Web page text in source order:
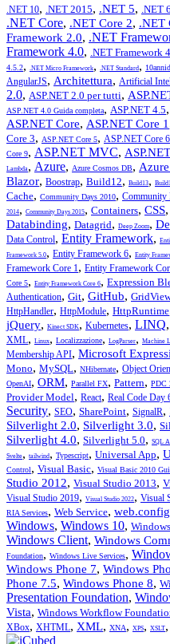
.NET 10, .NET 2015, .NET 5, .NET 6
.NET Core, .NET Core 2, .NET
Framework 2.0, .NET
Framework 4.0, .NET Framework
4.5.2, .NET Micro Framework, .NET Standard ,
AngularJS, Architettura, Artificial
2.0, ASP.NET 2.0 per tutti,
ASP.NET 4.0 Guida completa, ASP.NET 4.5,
ASP.NET Core, ASP.NET Core 1
Core 3, ASP.NET Core 5, ASP.NET Core 6
Core 9, ASP.NET MVC,
Lambda , Azure, Azure Cosmos DB,
Blazor, Boostrap, Build12, Build13,
Cache, Community Days 2010, Community
2014, Community Days 2015, Containers, CSS,
Databinding, Datagrid, Deep Zoom,
Data Control, Entity Framework,
Framework 5.0, Entity Framework 6, Entity
Framework Core 1 , Entity Framework
Core 5, Entity Framework Core 6, Expression
Authentication, Git, GitHub,
HttpHandler, HttpModule, HttpRuntime
jQuery, Kinect SDK, Kubernetes, LINQ,
XML, Linux, Localizzazione, LogParser, Machine
Membership API, Microsoft
Mono, MySQL, NHibernate, Object
OpenAI, ORM, Parallel FX, Pattern, PDC
Provider Model, React, Real Code Day
Security, SEO, SharePoint, SignalR,
Silverlight 2.0, Silverlight 3.0,
Silverlight 4.0, Silverlight 5.0, SQL
Svelte, tailwind , Typescript, Universal App,
Control, Visual Basic, Visual Basic 2010
Studio 2012, Visual Studio 2013,
Visual Studio 2019, Visual Studio 2022, Visual
RIA Services, Web Service, web.config
Windows, Windows 10,
Windows Client, Windows
Foundation, Windows Live Services,
Windows Phone 7, Windows
Phone 7.5, Windows Phone 8,
Presentation Foundation,
Vista, Windows Workflow
XBox, XHTML, XML, XNA, XPS, XSLT,